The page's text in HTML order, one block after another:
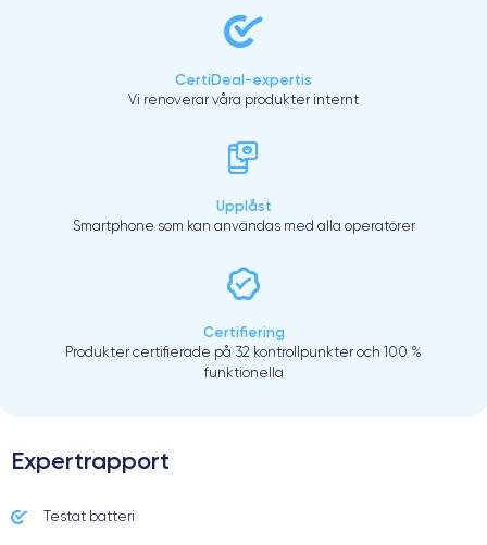
CertiDeal-expertis
Vi renoverar våra produkter internt
Upplåst
Smartphone som kan användas med alla operatörer
Certifiering
Produkter certifierade på 32 kontrollpunkter och 100 %
funktionella
Expertrapport
Testat batteri